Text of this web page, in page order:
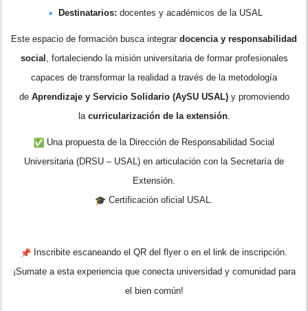
Destinatarios: docentes y académicos de la USAL
Este espacio de formación busca integrar docencia y responsabilidad
social , fortaleciendo la misión universitaria de formar profesionales
capaces de transformar la realidad a través de la metodología
de Aprendizaje y Servicio Solidario (AySU USAL)y promoviendo
la curricularización de la extensión.
Una propuesta de la Dirección de Responsabilidad Social
Universitaria (DRSU – USAL) en articulación con la Secretaría de
Extensión.
Certificación oficial USAL.
Inscribite escaneando el QR del flyer o en el link de inscripción.
¡Sumate a esta experiencia que conecta universidad y comunidad para
el bien común!